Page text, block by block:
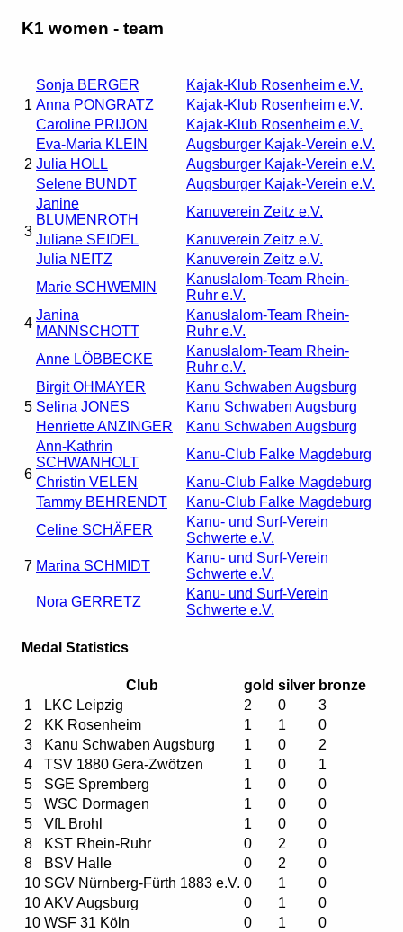
K1 women - team
1
Sonja BERGER
Kajak-Klub Rosenheim e.V.
Anna PONGRATZ
Kajak-Klub Rosenheim e.V.
Caroline PRIJON
Kajak-Klub Rosenheim e.V.
2
Eva-Maria KLEIN
Augsburger Kajak-Verein e.V.
Julia HOLL
Augsburger Kajak-Verein e.V.
Selene BUNDT
Augsburger Kajak-Verein e.V.
3
Janine
BLUMENROTH
Kanuverein Zeitz e.V.
Juliane SEIDEL
Kanuverein Zeitz e.V.
Julia NEITZ
Kanuverein Zeitz e.V.
4
Marie SCHWEMIN
Kanuslalom-Team Rhein-
Ruhr e.V.
Janina
MANNSCHOTT
Kanuslalom-Team Rhein-
Ruhr e.V.
Anne LÖBBECKE
Kanuslalom-Team Rhein-
Ruhr e.V.
5
Birgit OHMAYER
Kanu Schwaben Augsburg
Selina JONES
Kanu Schwaben Augsburg
Henriette ANZINGER
Kanu Schwaben Augsburg
6
Ann-Kathrin
SCHWANHOLT
Kanu-Club Falke Magdeburg
Christin VELEN
Kanu-Club Falke Magdeburg
Tammy BEHRENDT
Kanu-Club Falke Magdeburg
7
Celine SCHÄFER
Kanu- und Surf-Verein
Schwerte e.V.
Marina SCHMIDT
Kanu- und Surf-Verein
Schwerte e.V.
Nora GERRETZ
Kanu- und Surf-Verein
Schwerte e.V.
Medal Statistics
Club gold silver bronze
1
LKC Leipzig 2 0
3
2
KK Rosenheim 1 1
0
3
Kanu Schwaben Augsburg 1 0
2
4
TSV 1880 Gera-Zwötzen 1 0
1
5
SGE Spremberg 1 0
0
5
WSC Dormagen 1 0
0
5
VfL Brohl 1 0
0
8
KST Rhein-Ruhr 0 2
0
8
BSV Halle 0 2
0
10 SGV Nürnberg-Fürth 1883 e.V. 0 1
0
10 AKV Augsburg 0 1
0
10 WSF 31 Köln 0 1 0